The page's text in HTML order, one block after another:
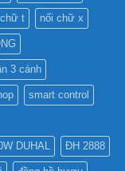
t nối chữ x
3 cánh
smart control
DUHAL ĐH 2888